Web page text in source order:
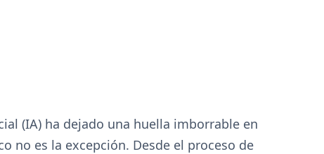
(IA) ha dejado una huella imborrable en
no es la excepción. Desde el proceso de